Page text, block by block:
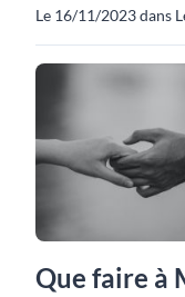
Le 16/11/2023 dans
Que faire à